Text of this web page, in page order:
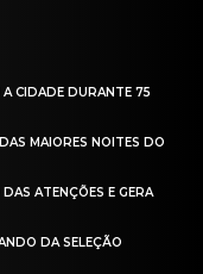
CIDADE DURANTE 75
MAIORES NOITES DO
ATENÇÕES E GERA
DA SELEÇÃO